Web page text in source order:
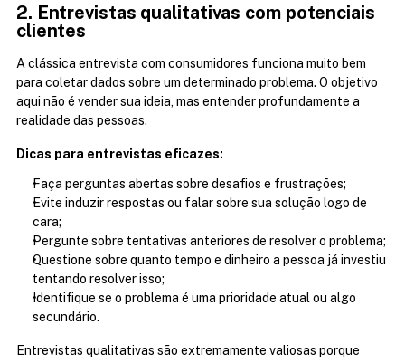
2. Entrevistas qualitativas com potenciais
clientes
A clássica entrevista com consumidores funciona muito bem
para coletar dados sobre um determinado problema. O objetivo
aqui não é vender sua ideia, mas entender profundamente a
realidade das pessoas.
Dicas para entrevistas eficazes:
Faça perguntas abertas sobre desafios e frustrações;
Evite induzir respostas ou falar sobre sua solução logo de
cara;
Pergunte sobre tentativas anteriores de resolver o problema;
Questione sobre quanto tempo e dinheiro a pessoa já investiu
tentando resolver isso;
Identifique se o problema é uma prioridade atual ou algo
secundário.
Entrevistas qualitativas são extremamente valiosas porque